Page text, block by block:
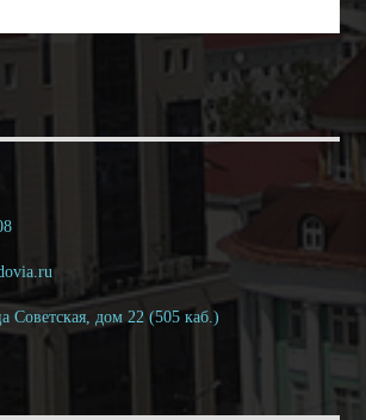
Советская, дом 22 (505 каб.)